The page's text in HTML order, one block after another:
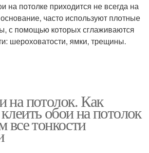
на потолке приходится не всегда на
часто используют плотные
с помощью которых сглаживаются
шероховатости, ямки, трещины.
на потолок. Как
обои на потолок
все тонкости